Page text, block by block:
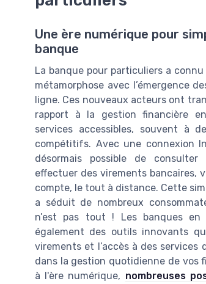
Une ère numérique pour
banque
La banque pour particuliers a
métamorphose avec l’émergence
ligne. Ces nouveaux acteurs ont
rapport à la gestion financière
services accessibles, souvent à
compétitifs. Avec une connexion
désormais possible de consulter
effectuer des virements bancaires,
compte, le tout à distance. Cette
a séduit de nombreux
n’est pas tout ! Les banques en
également des outils innovants
virements et l’accès à des
dans la gestion quotidienne de vos
à l'ère numérique, nombreuses